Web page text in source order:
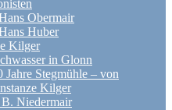
Obermair
Huber
Kilger
in Glonn
Jahre Stegmühle – von
Kilger
B. Niedermair